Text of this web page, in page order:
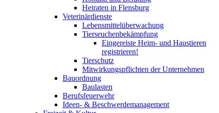
Heiraten in Flensburg
Veterinärdienste
Lebensmittelüberwachung
Tierseuchenbekämpfung
Eingereiste Heim- und Haustieren
registrieren!
Tierschutz
Mitwirkungspflichten der Unternehmen
Bauordnung
Baulasten
Berufsfeuerwehr
Ideen- & Beschwerdemanagement